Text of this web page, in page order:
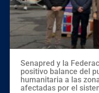
Senapred y la
positivo balance del
humanitaria a las
afectadas por el